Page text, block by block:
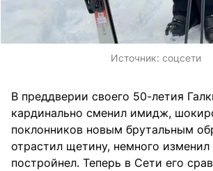
Источник: соцсети
В преддверии своего 50-летия
кардинально сменил имидж,
поклонников новым брутальным
отрастил щетину, немного изменил
постройнел. Теперь в Сети его